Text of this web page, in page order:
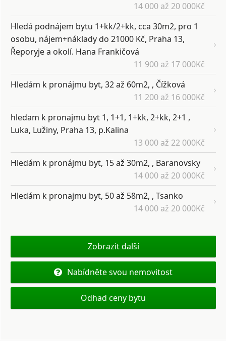
14 000 až 20 000Kč
Hledá podnájem bytu 1+kk/2+kk, cca 30m2, pro 1
osobu, nájem+náklady do 21000 Kč, Praha 13,
Řeporyje a okolí. Hana Frankičová
11 900 až 17 000Kč
Hledám k pronájmu byt, 32 až 60m2, , Čížková
11 200 až 16 000Kč
hledam k pronajmu byt 1, 1+1, 1+kk, 2+kk, 2+1 ,
Luka, Lužiny, Praha 13, p.Kalina
13 000 až 22 000Kč
Hledám k pronájmu byt, 15 až 30m2, , Baranovsky
14 000 až 20 000Kč
Hledám k pronajmu byt, 50 až 58m2, , Tsanko
14 000 až 20 000Kč
Zobrazit další
Nabídněte svou nemovitost
Odhad ceny bytu